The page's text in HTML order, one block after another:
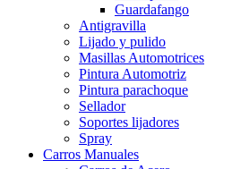
Guardafango
Antigravilla
Lijado y pulido
Masillas Automotrices
Pintura Automotriz
Pintura parachoque
Sellador
Soportes lijadores
Spray
Carros Manuales